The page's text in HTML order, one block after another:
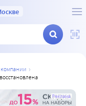
компании
Реклама